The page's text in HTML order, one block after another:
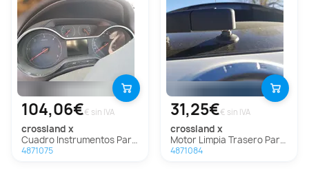
104,06€€ sin IVA
crossland x
Cuadro Instrumentos Para Opel Crossland X
4871075
31,25€€ sin IVA
crossland x
Motor Limpia Trasero Para Opel Crossland X
4871084